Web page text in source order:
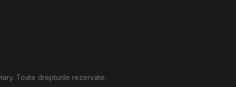
Toate drepturile rezervate.